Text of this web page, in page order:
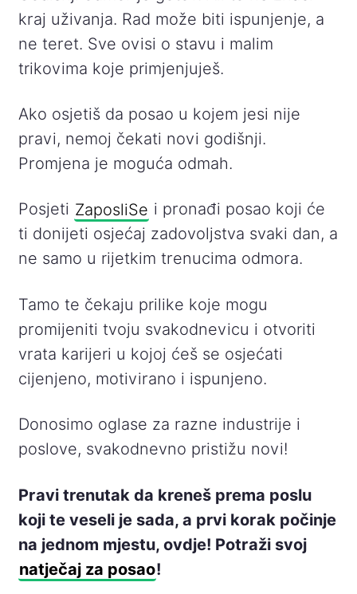
kraj uživanja. Rad može biti ispunjenje, a
ne teret. Sve ovisi o stavu i malim
trikovima koje primjenjuješ.
Ako osjetiš da posao u kojem jesi nije
pravi, nemoj čekati novi godišnji.
Promjena je moguća odmah.
Posjeti ZaposliSe i pronađi posao koji će
ti donijeti osjećaj zadovoljstva svaki dan, a
ne samo u rijetkim trenucima odmora.
Tamo te čekaju prilike koje mogu
promijeniti tvoju svakodnevicu i otvoriti
vrata karijeri u kojoj ćeš se osjećati
cijenjeno, motivirano i ispunjeno.
Donosimo oglase za razne industrije i
poslove, svakodnevno pristižu novi!
Pravi trenutak da kreneš prema poslu
koji te veseli je sada, a prvi korak počinje
na jednom mjestu, ovdje! Potraži svoj
natječaj za posao!